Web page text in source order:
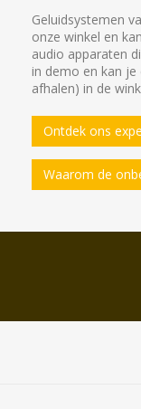
Geluidsystemen
onze winkel en
audio apparaten
in demo en kan
afhalen) in de
Ontdek ons
Waarom de